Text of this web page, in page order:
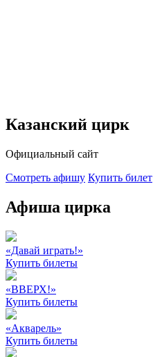
Казанский цирк
Официальный сайт
Смотреть афишу Купить билет
Афиша цирка
«Давай играть!»
Купить билеты
«ВВЕРХ!»
Купить билеты
«Акварель»
Купить билеты